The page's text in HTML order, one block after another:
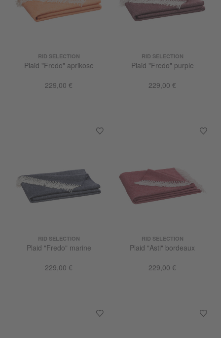
RID SELECTION
Plaid "Fredo" aprikose
229,00 €
RID SELECTION
Plaid "Fredo" purple
229,00 €
RID SELECTION
Plaid "Fredo" marine
229,00 €
RID SELECTION
Plaid "Asti" bordeaux
229,00 €